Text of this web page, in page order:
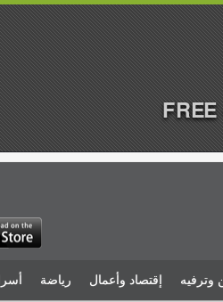
وترفيه إقتصاد وأعمال رياضة